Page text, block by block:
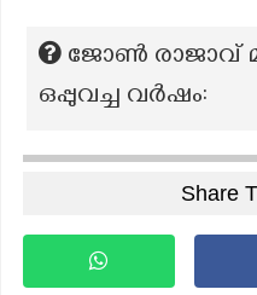
ജോൺ രാജാവ്
ഒപ്പുവച്ച വർഷം:
Share